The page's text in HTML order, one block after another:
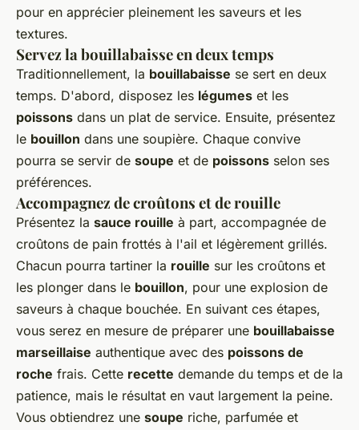
pour en apprécier pleinement les saveurs et les
textures.
Servez la bouillabaisse en deux temps
Traditionnellement, la bouillabaisse se sert en deux
temps. D'abord, disposez les légumes et les
poissons dans un plat de service. Ensuite, présentez
le bouillon dans une soupière. Chaque convive
pourra se servir de soupe et de poissons selon ses
préférences.
Accompagnez de croûtons et de rouille
Présentez la sauce rouille à part, accompagnée de
croûtons de pain frottés à l'ail et légèrement grillés.
Chacun pourra tartiner la rouille sur les croûtons et
les plonger dans le bouillon, pour une explosion de
saveurs à chaque bouchée. En suivant ces étapes,
vous serez en mesure de préparer une bouillabaisse
marseillaise authentique avec des poissons de
roche frais. Cette recette demande du temps et de la
patience, mais le résultat en vaut largement la peine.
Vous obtiendrez une soupe riche, parfumée et